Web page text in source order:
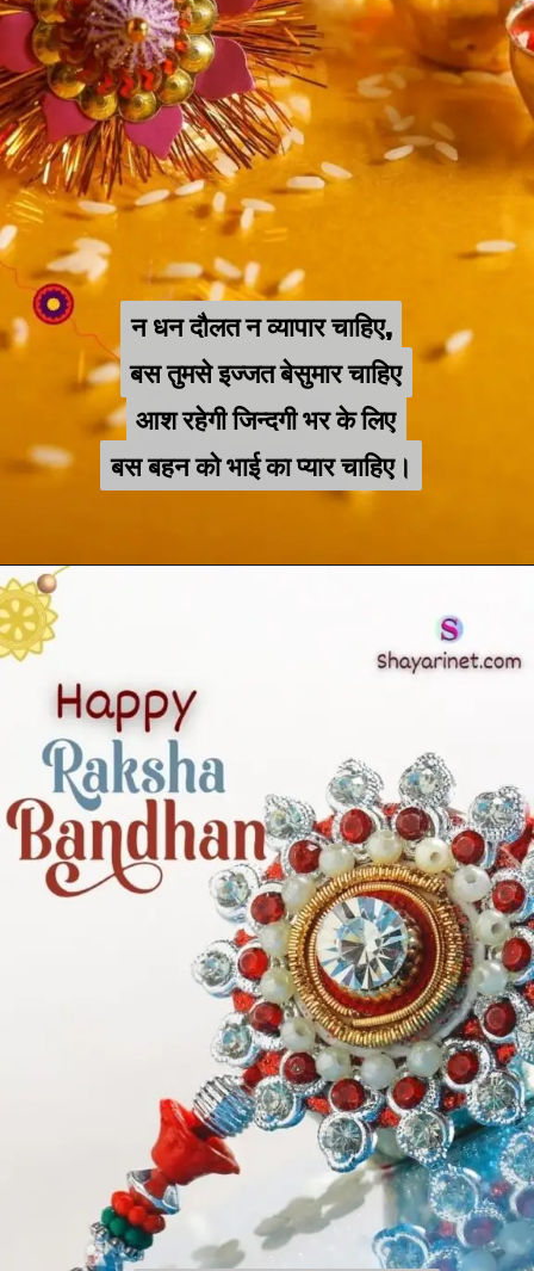
न धन दौलत न व्यापार चाहिए,
बस तुमसे इज्जत बेसुमार चाहिए
आश रहेगी जिन्दगी भर के लिए
बस बहन को भाई का प्यार चाहिए।
न धन दौलत न व्यापार चाहिए,
बस तुमसे इज्जत बेसुमार चाहिए
आश रहेगी जिन्दगी भर के लिए
बस बहन को भाई का प्यार चाहिए।